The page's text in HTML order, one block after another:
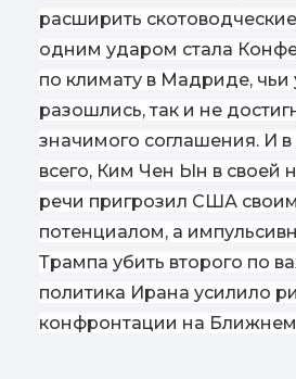
расширить
одним ударом стала
по климату в Мадриде, чьи
разошлись, так и не
значимого соглашения. И
всего, Ким Чен Ын в своей
речи пригрозил США
потенциалом, а
Трампа убить второго по
политика Ирана усилило
конфронтации на Ближнем